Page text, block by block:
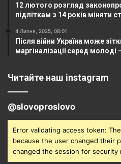
12 лютого розгляд
підліткам з 14 років міняти
4 Липня, 2025, 08:01
Після війни Україна може
маргіналізації серед молоді
Читайте наш instagram
@slovoproslovo
Error validating access token:
because the user changed their
changed the session for security